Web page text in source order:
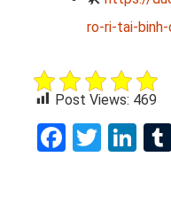
ro-ri-tai-
Post Views: 469